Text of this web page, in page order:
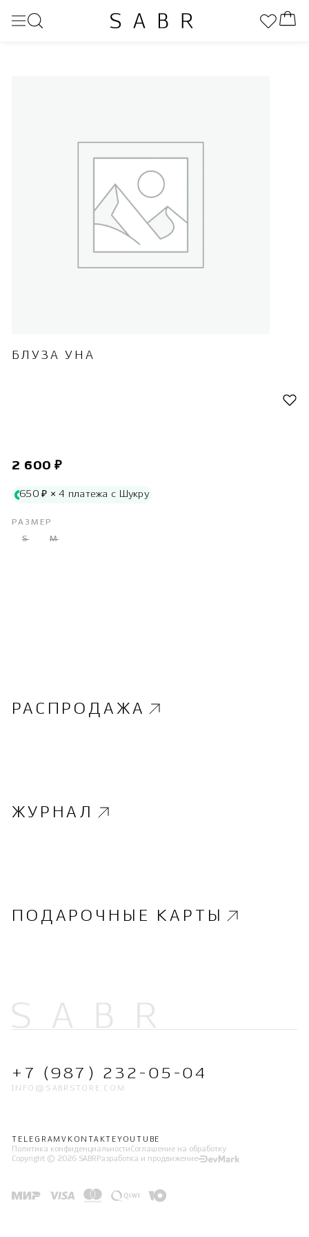
БЛУЗА УНА
2 600 ₽
650 ₽ × 4 платежа с Шукру
РАЗМЕР
S M
РАСПРОДАЖА
ЖУРНАЛ
ПОДАРОЧНЫЕ КАРТЫ
+7 (987) 232-05-04
INFO@SABRSTORE.COM
TELEGRAMVKONTAKTE YOUTUBE
Политика конфиденциальности Соглашение на обработку
Copyright © 2026 SABR Разработка и продвижение